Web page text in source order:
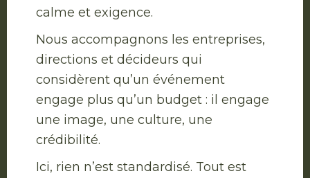
calme et exigence.
Nous accompagnons les entreprises,
directions et décideurs qui
considèrent qu’un événement
engage plus qu’un budget : il engage
une image, une culture, une
crédibilité.
Ici, rien n’est standardisé. Tout est